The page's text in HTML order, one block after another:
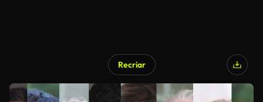
Recriar